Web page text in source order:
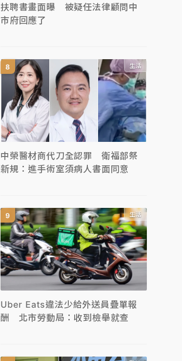
扶聘書畫面曝 被疑任法律顧問中
市府回應了
生活
中榮醫材商代刀全認罪 衛福部祭
新規：進手術室須病人書面同意
生活
Uber Eats違法少給外送員疊單報
酬 北市勞動局：收到檢舉就查